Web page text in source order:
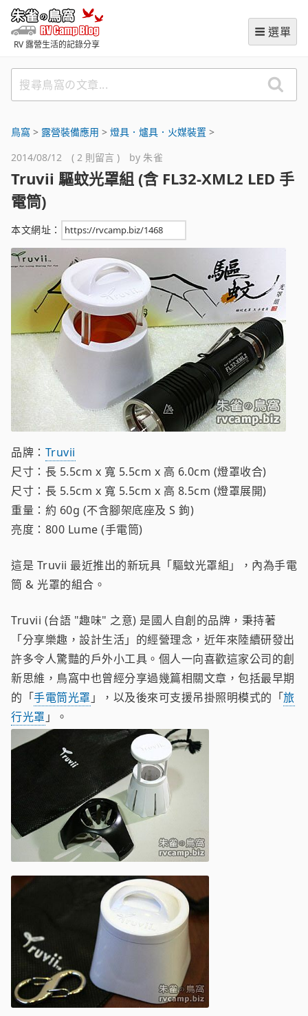
至
內
朱雀の鳥窩
RV 露營生活的記錄分享
選單
搜
尋
窩
文
章
鳥窩 > 露營裝備應用 > 燈具．爐具．火媒裝置 >
2014/08/12 ( 2 則留言 ) by 朱雀
Truvii 驅蚊光罩組 (含 FL32-XML2 LED 手
電筒)
本文網址：
品牌： Truvii
尺寸：長 5.5cm x 寬 5.5cm x 高 6.0cm (燈罩收合)
尺寸：長 5.5cm x 寬 5.5cm x 高 8.5cm (燈罩展開)
重量：約 60g (不含腳架底座及 S 鉤)
亮度：800 Lume (手電筒)
這是 Truvii 最近推出的新玩具「驅蚊光罩組」，內為手電
筒 & 光罩的組合。
Truvii (台語 "趣味" 之意) 是國人自創的品牌，秉持著
「分享樂趣，設計生活」的經營理念，近年來陸續研發出
許多令人驚豔的戶外小工具。個人一向喜歡這家公司的創
新思維，鳥窩中也曾經分享過幾篇相關文章，包括最早期
的「手電筒光罩 」，以及後來可支援吊掛照明模式的「旅
行光罩 」。